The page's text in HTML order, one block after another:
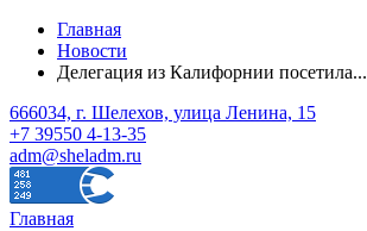
Главная
Новости
Делегация из Калифорнии посетила...
666034, г. Шелехов, улица Ленина, 15
+7 39550 4-13-35
adm@sheladm.ru
Главная